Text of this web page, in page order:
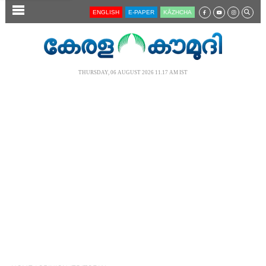
SECTIONS ENGLISH E-PAPER KĀZHCHA
THURSDAY, 06 AUGUST 2026 11.17 AM IST